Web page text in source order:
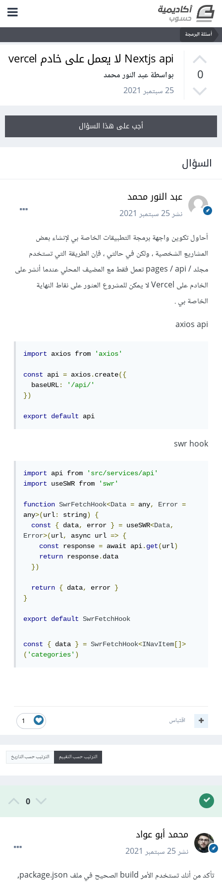
أسئلة البرمجة
0
Nextjs api لا يعمل على خادم vercel
بواسطة عبد النور محمد
25 سبتمبر 2021
أجب على هذا السؤال
السؤال
عبد النور محمد
نشر25 سبتمبر 2021
أحاول تكوين واجهة برمجة التطبيقات الخاصة بي لإنشاء بعض
المشاريع الشخصية ، ولكن في حالتي ، فإن الطريقة التي تستخدم
مجلد / pages / api تعمل فقط مع المضيف المحلي عندما أنشر على
الخادم على Vercel لا يمكن للمشروع العثور على نقاط النهاية
الخاصة بي .
axios api
import axios from 'axios'
const api = axios.create({
  baseURL
:
'/api/'
})
export default api
swr hook
import api from 'src/services/api'
import
useSWR from 'swr'
function SwrFetchHook<Data = any, Error
=
any>(url: string)
{
const
{ data, error } = useSWR<Data,
Error>(url, async url =>
{
const
response = await api.get(url)
return response.data
})
return { data, error }
}
export default SwrFetchHook
const { data } = SwrFetchHook<INavItem []>
('categories')
1 اقتباس
الترتيب حسب التقييم الترتيب حسب التاريخ
0
محمد أبو عواد
نشر25 سبتمبر 2021
تأكد من أنك تستخدم الأمر build الصحيح في ملف package.json,